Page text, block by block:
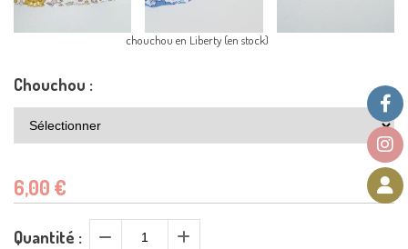
chouchou en Liberty (en stock)
Chouchou :
6,00 €
Quantité :